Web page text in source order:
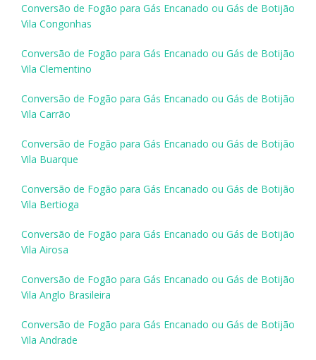
Conversão de Fogão para Gás Encanado ou Gás de Botijão
Vila Congonhas
Conversão de Fogão para Gás Encanado ou Gás de Botijão
Vila Clementino
Conversão de Fogão para Gás Encanado ou Gás de Botijão
Vila Carrão
Conversão de Fogão para Gás Encanado ou Gás de Botijão
Vila Buarque
Conversão de Fogão para Gás Encanado ou Gás de Botijão
Vila Bertioga
Conversão de Fogão para Gás Encanado ou Gás de Botijão
Vila Airosa
Conversão de Fogão para Gás Encanado ou Gás de Botijão
Vila Anglo Brasileira
Conversão de Fogão para Gás Encanado ou Gás de Botijão
Vila Andrade